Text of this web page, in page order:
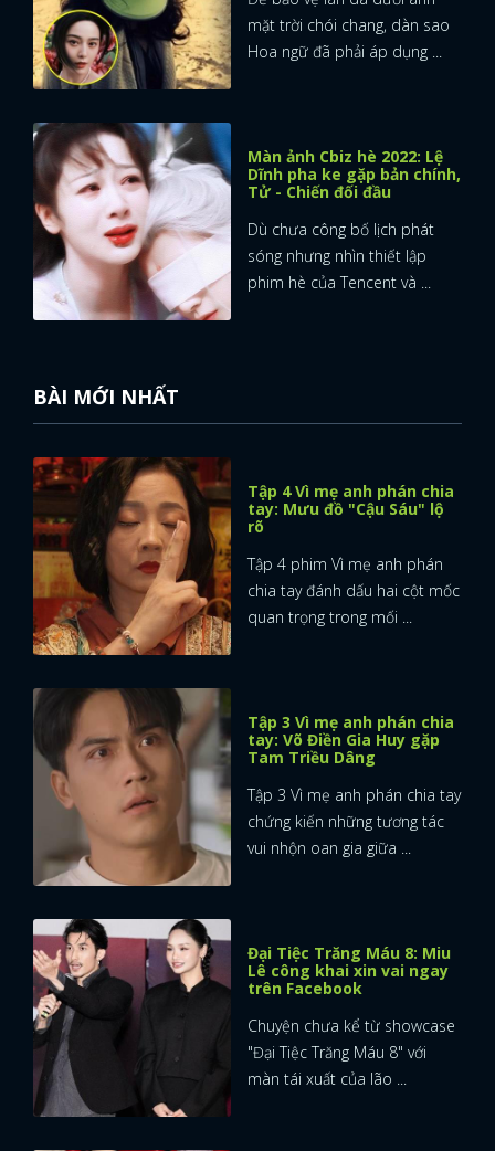
mặt trời chói chang, dàn sao
Hoa ngữ đã phải áp dụng ...
Màn ảnh Cbiz hè 2022: Lệ
Dĩnh pha ke gặp bản chính,
Tử - Chiến đối đầu
Dù chưa công bố lịch phát
sóng nhưng nhìn thiết lập
phim hè của Tencent và ...
BÀI MỚI NHẤT
Tập 4 Vì mẹ anh phán chia
tay: Mưu đồ "Cậu Sáu" lộ
rõ
Tập 4 phim Vì mẹ anh phán
chia tay đánh dấu hai cột mốc
quan trọng trong mối ...
Tập 3 Vì mẹ anh phán chia
tay: Võ Điền Gia Huy gặp
Tam Triều Dâng
Tập 3 Vì mẹ anh phán chia tay
chứng kiến những tương tác
vui nhộn oan gia giữa ...
Đại Tiệc Trăng Máu 8: Miu
Lê công khai xin vai ngay
trên Facebook
Chuyện chưa kể từ showcase
"Đại Tiệc Trăng Máu 8" với
màn tái xuất của lão ...